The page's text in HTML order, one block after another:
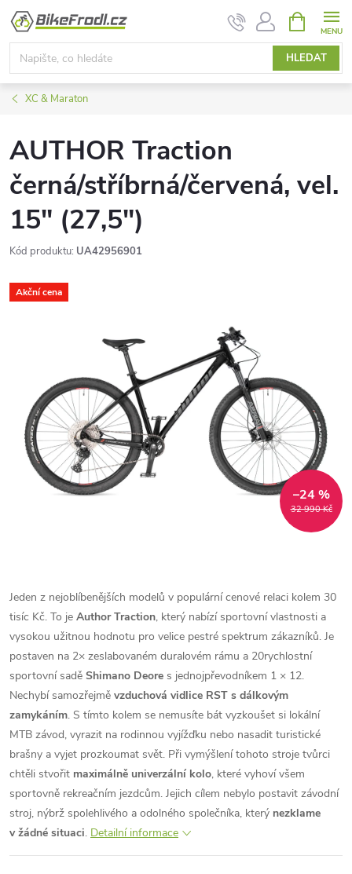
Přejít
obsah
HLEDAT
NÁKUPNÍ
KOŠÍK
XC & Maraton
AUTHOR Traction
černá/stříbrná/červená, vel.
15" (27,5")
Kód produktu: UA42956901
Akční cena
32 990 Kč
–24 %
Jeden z nejoblíbenějších modelů v populární cenové relaci kolem 30
tisíc Kč. To je Author Traction, který nabízí sportovní vlastnosti a
vysokou užitnou hodnotu pro velice pestré spektrum zákazníků. Je
postaven na 2× zeslabovaném duralovém rámu a 20rychlostní
sportovní sadě Shimano Deore s jednojpřevodníkem 1 × 12.
Nechybí samozřejmě vzduchová vidlice RST s dálkovým
zamykáním. S tímto kolem se nemusíte bát vyzkoušet si lokální
MTB závod, vyrazit na rodinnou vyjížďku nebo nasadit turistické
brašny a vyjet prozkoumat svět. Při vymýšlení tohoto stroje tvůrci
chtěli stvořit maximálně univerzální kolo, které vyhoví všem
sportovně rekreačním jezdcům. Jejich cílem nebylo postavit závodní
stroj, nýbrž spolehlivého a odolného společníka, který nezklame
v žádné situaci. Detailní informace